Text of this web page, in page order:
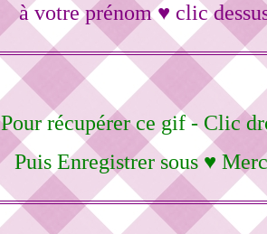
à votre prénom ♥ clic
Pour récupérer ce gif - Clic
Puis Enregistrer sous ♥